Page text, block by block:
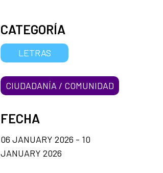
CATEGORÍA
LETRAS
CIUDADANÍA / COMUNIDAD
FECHA
06 JANUARY 2026 - 10
JANUARY 2026